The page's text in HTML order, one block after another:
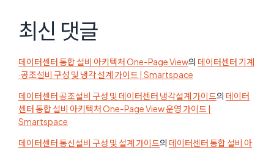
최신 댓글
데이터센터 통합 설비 아키텍처 One-Page View의 데이터센터 기계
·공조설비 구성 및 냉각 설계 가이드 | Smartspace
데이터센터 공조설비 구성 및 데이터센터 냉각설계 가이드의 데이터
센터 통합 설비 아키텍처 One-Page View 운영 가이드 |
Smartspace
데이터센터 통신설비 구성 및 설계 가이드의 데이터센터 통합 설비 아